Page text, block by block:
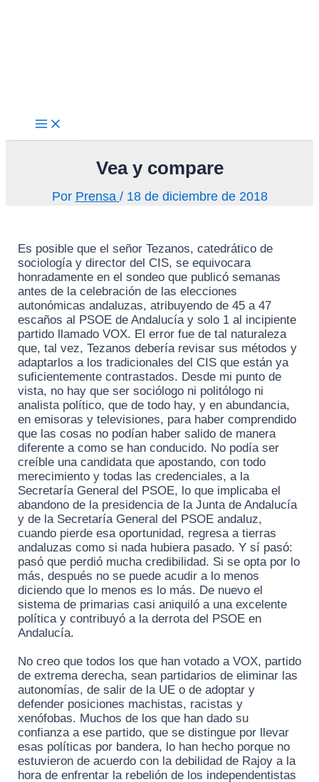
Vea y compare
Por Prensa / 18 de diciembre de 2018
Es posible que el señor Tezanos, catedrático de
sociología y director del CIS, se equivocara
honradamente en el sondeo que publicó semanas
antes de la celebración de las elecciones
autonómicas andaluzas, atribuyendo de 45 a 47
escaños al PSOE de Andalucía y solo 1 al incipiente
partido llamado VOX. El error fue de tal naturaleza
que, tal vez, Tezanos debería revisar sus métodos y
adaptarlos a los tradicionales del CIS que están ya
suficientemente contrastados. Desde mi punto de
vista, no hay que ser sociólogo ni politólogo ni
analista político, que de todo hay, y en abundancia,
en emisoras y televisiones, para haber comprendido
que las cosas no podían haber salido de manera
diferente a como se han conducido. No podía ser
creíble una candidata que apostando, con todo
merecimiento y todas las credenciales, a la
Secretaría General del PSOE, lo que implicaba el
abandono de la presidencia de la Junta de Andalucía
y de la Secretaría General del PSOE andaluz,
cuando pierde esa oportunidad, regresa a tierras
andaluzas como si nada hubiera pasado. Y sí pasó:
pasó que perdió mucha credibilidad. Si se opta por lo
más, después no se puede acudir a lo menos
diciendo que lo menos es lo más. De nuevo el
sistema de primarias casi aniquiló a una excelente
política y contribuyó a la derrota del PSOE en
Andalucía.
No creo que todos los que han votado a VOX, partido
de extrema derecha, sean partidarios de eliminar las
autonomías, de salir de la UE o de adoptar y
defender posiciones machistas, racistas y
xenófobas. Muchos de los que han dado su
confianza a ese partido, que se distingue por llevar
esas políticas por bandera, lo han hecho porque no
estuvieron de acuerdo con la debilidad de Rajoy a la
hora de enfrentar la rebelión de los independentistas